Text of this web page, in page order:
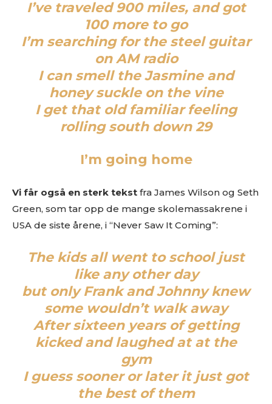
I’ve traveled 900 miles, and got
100 more to go
I’m searching for the steel guitar
on AM radio
I can smell the Jasmine and
honey suckle on the vine
I get that old familiar feeling
rolling south down 29
I’m going home
Vi får også en sterk tekst fra James Wilson og Seth
Green, som tar opp de mange skolemassakrene i
USA de siste årene, i “Never Saw It Coming”:
The kids all went to school just
like any other day
but only Frank and Johnny knew
some wouldn’t walk away
After sixteen years of getting
kicked and laughed at at the
gym
I guess sooner or later it just got
the best of them